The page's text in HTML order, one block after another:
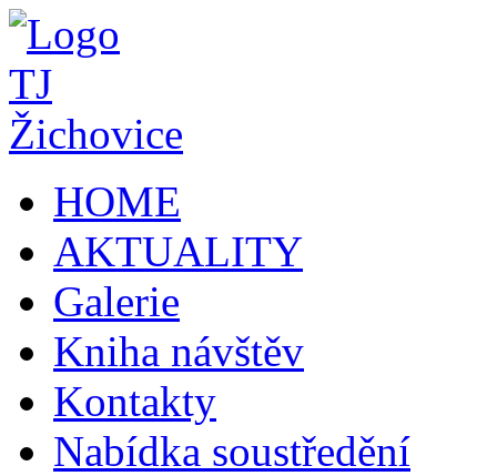
HOME
AKTUALITY
Galerie
Kniha návštěv
Kontakty
Nabídka soustředění